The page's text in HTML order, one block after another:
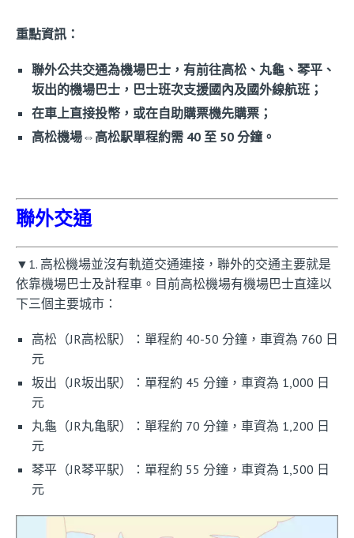
重點資訊：
聯外公共交通為機場巴士，有前往高松、丸龜、琴平、
坂出的機場巴士，巴士班次支援國內及國外線航班；
在車上直接投幣，或在自助購票機先購票；
高松機場⇔高松駅單程約需 40 至 50 分鐘。
聯外交通
▼1. 高松機場並沒有軌道交通連接，聯外的交通主要就是
依靠機場巴士及計程車。目前高松機場有機場巴士直達以
下三個主要城市：
高松（JR高松駅）：單程約 40-50 分鐘，車資為 760 日
元
坂出（JR坂出駅）：單程約 45 分鐘，車資為 1,000 日
元
丸龜（JR丸亀駅）：單程約 70 分鐘，車資為 1,200 日
元
琴平（JR琴平駅）：單程約 55 分鐘，車資為 1,500 日
元